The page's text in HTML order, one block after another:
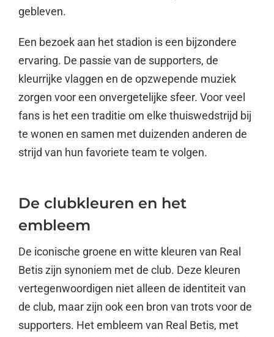
gebleven.
Een bezoek aan het stadion is een bijzondere
ervaring. De passie van de supporters, de
kleurrijke vlaggen en de opzwepende muziek
zorgen voor een onvergetelijke sfeer. Voor veel
fans is het een traditie om elke thuiswedstrijd bij
te wonen en samen met duizenden anderen de
strijd van hun favoriete team te volgen.
De clubkleuren en het
embleem
De iconische groene en witte kleuren van Real
Betis zijn synoniem met de club. Deze kleuren
vertegenwoordigen niet alleen de identiteit van
de club, maar zijn ook een bron van trots voor de
supporters. Het embleem van Real Betis, met